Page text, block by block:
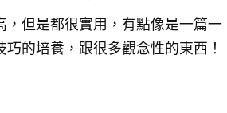
但是都很實用，有點像是一篇一
的培養，跟很多觀念性的東西！